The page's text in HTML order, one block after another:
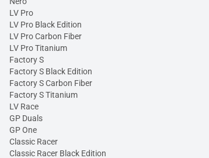
LV Pro
LV Pro Black Edition
LV Pro Carbon Fiber
LV Pro Titanium
Factory S
Factory S Black Edition
Factory S Carbon Fiber
Factory S Titanium
LV Race
GP Duals
GP One
Classic Racer
Classic Racer Black Edition